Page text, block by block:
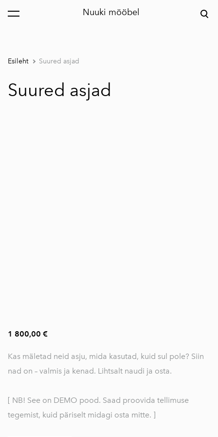
Nuuki mööbel
lisati ostukorvi. Vaata ostukorvi
Esileht Suured asjad
Suured asjad
1 800,00 €
Kas mäletad neid asju, mida kasutad, kuid sul pole? Siin
nad on – valmis ja kenad. Lihtsalt naudi ja osta.
[ NB! See on DEMO pood. Saad proovida tellimuse
tegemist, kuid päriselt midagi osta mitte. ]